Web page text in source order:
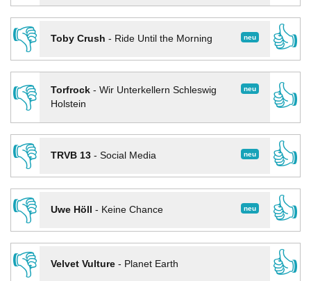
👎
neu
Toby Crush - Ride Until the Morning
👍
👎
neu
Torfrock- Wir Unterkellern Schleswig
Holstein
👍
👎
neu
TRVB 13- Social Media
👍
👎
neu
Uwe Höll - Keine Chance
👍
👎
Velvet Vulture- Planet Earth
👍